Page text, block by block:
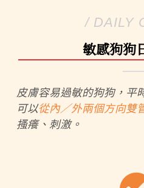
/ DAILY
敏感狗狗
皮膚容易過敏的狗狗，平
可以從內／外兩個方向雙
搔癢、刺激。